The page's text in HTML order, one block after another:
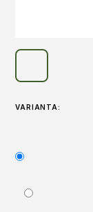
VARIANTA: